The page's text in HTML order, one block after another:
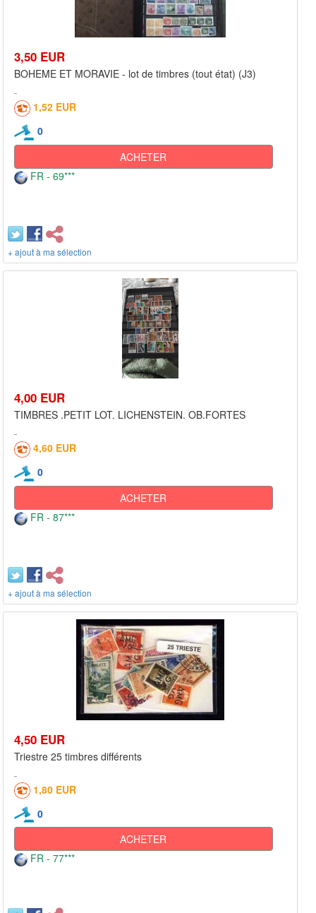
3,50 EUR
BOHEME ET MORAVIE - lot de timbres (tout état) (J3)
1,52 EUR
0
ACHETER
FR - 69***
+ ajout à ma sélection
4,00 EUR
TIMBRES .PETIT LOT. LICHENSTEIN. OB.FORTES
4,60 EUR
0
ACHETER
FR - 87***
+ ajout à ma sélection
4,50 EUR
Triestre 25 timbres différents
1,80 EUR
0
ACHETER
FR - 77***